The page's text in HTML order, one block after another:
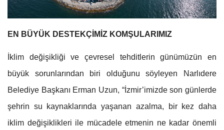
EN BÜYÜK DESTEKÇİMİZ KOMŞULARIMIZ
İklim değişikliği ve çevresel tehditlerin günümüzün en
büyük sorunlarından biri olduğunu söyleyen Narlıdere
Belediye Başkanı Erman Uzun, “İzmir’imizde son günlerde
şehrin su kaynaklarında yaşanan azalma, bir kez daha
iklim değişiklikleri ile mücadele etmenin ne kadar önemli